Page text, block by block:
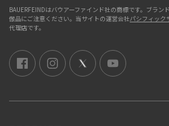
BAUERFEINDはバウアーファインド社の商標です。ブラ
倣品にご注意ください。当サイトの運営会社パシフィック
代理店です。